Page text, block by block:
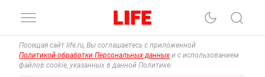
Посещая сайт life.ru, Вы соглашаетесь с приложенной
Политикой обработки Персональных данных и с использованием
файлов cookie, указанных в данной Политике.